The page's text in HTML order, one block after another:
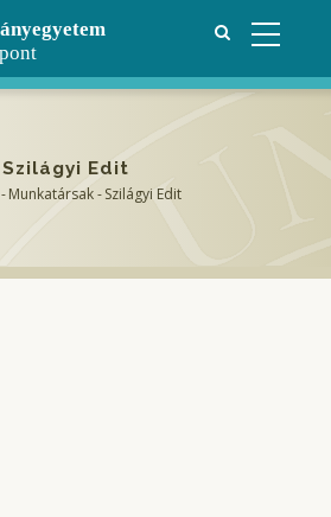
Szilágyi Edit
- Munkatársak - Szilágyi Edit